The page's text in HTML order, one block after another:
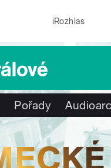
iRozhlas
Pořady